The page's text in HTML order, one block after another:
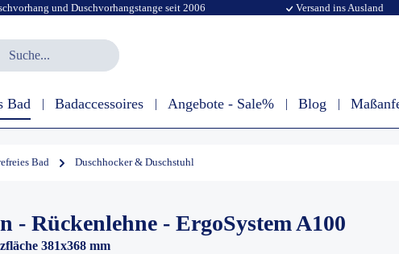
und Duschvorhangstange seit 2006 Versand ins Ausland
Bad Badaccessoires Angebote - Sale% Blog
Bad Duschhocker & Duschstuhl
- Rückenlehne - ErgoSystem A100
381x368 mm